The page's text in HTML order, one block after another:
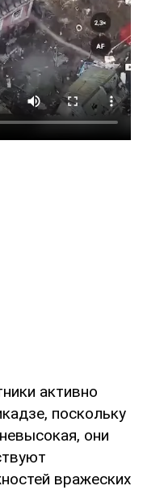
активно
поскольку
они
вражеских